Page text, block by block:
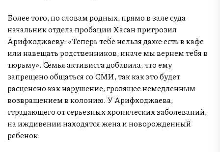
Более того, по словам родных, прямо в зале суда
начальник отдела пробации Хасан пригрозил
Арифходжаеву: «Теперь тебе нельзя даже есть в кафе
или навещать родственников, иначе мы вернем тебя в
тюрьму». Семья активиста добавила, что ему
запрещено общаться со СМИ, так как это будет
расценено как нарушение, грозящее немедленным
возвращением в колонию. У Арифходжаева,
страдающего от серьезных хронических заболеваний,
на иждивении находятся жена и новорожденный
ребенок.